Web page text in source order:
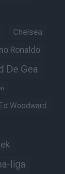
Chelsea
Ronaldo
De Gea
Ed Woodward
liga